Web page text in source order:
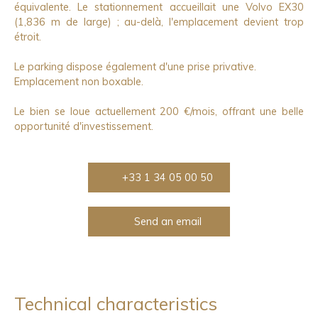
équivalente. Le stationnement accueillait une Volvo EX30
(1,836 m de large) ; au-delà, l'emplacement devient trop
étroit.
Le parking dispose également d'une prise privative.
Emplacement non boxable.
Le bien se loue actuellement 200 €/mois, offrant une belle
opportunité d'investissement.
+33 1 34 05 00 50
Send an email
Technical characteristics